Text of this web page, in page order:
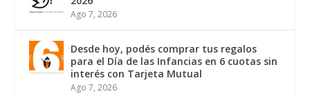
Ago 7, 2026
Desde hoy, podés comprar tus regalos
para el Día de las Infancias en 6 cuotas sin
interés con Tarjeta Mutual
Ago 7, 2026